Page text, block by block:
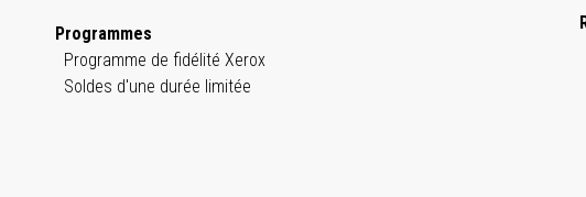
Programmes
Programme de fidélité Xerox
Soldes d'une durée limitée